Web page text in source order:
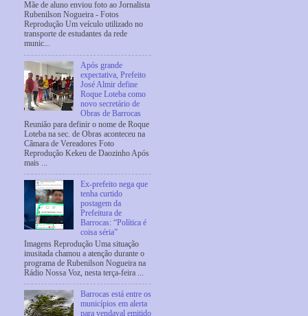
Mãe de aluno enviou foto ao Jornalista
Rubenilson Nogueira - Fotos
Reprodução Um veículo utilizado no
transporte de estudantes da rede
munic...
Após grande
expectativa, Prefeito
José Almir define
Roque Loteba como
novo secretário de
Obras de Barrocas
Reunião para definir o nome de Roque
Loteba na sec. de Obras aconteceu na
Câmara de Vereadores Foto
Reprodução Kekeu de Daozinho Após
mais ...
Ex-prefeito nega que
tenha curtido
postagem da
Prefeitura de
Barrocas: “Política é
coisa séria”
Imagens Reprodução Uma situação
inusitada chamou a atenção durante o
programa de Rubenilson Nogueira na
Rádio Nossa Voz, nesta terça-feira ...
Barrocas está entre os
municípios em alerta
para vendaval emitido